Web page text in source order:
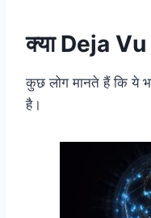
क्या Deja Vu
कुछ लोग मानते हैं कि ये
है।